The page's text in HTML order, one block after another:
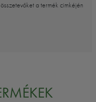
a termék cimkéjén